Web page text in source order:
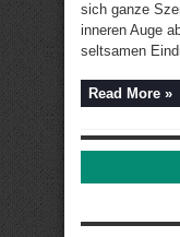
sich ganze
inneren Auge
seltsamen
Read More »